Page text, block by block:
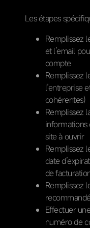
Les étapes
Remplissez
et l’email
compte
Remplissez
l’entreprise
cohérentes)
Remplissez
informations
site à ouvrir
Remplissez
date
de
Remplissez
Effectuer
numéro de